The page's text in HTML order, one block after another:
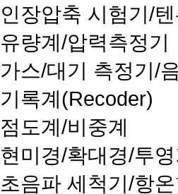
인장압축 시험기/
유량계/압력측정기
가스/대기 측정기/
기록계(Recoder)
점도계/비중계
현미경/확대경/투영
초음파 세척기/항